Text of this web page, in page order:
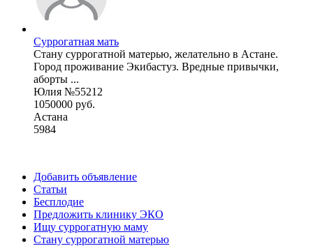
Суррогатная мать
Стану суррогатной матерью, желательно в Астане.
Город проживание Экибастуз. Вредные привычки,
аборты ...
Юлия №55212
1050000 руб.
Астана
5984
Добавить объявление
Статьи
Бесплодие
Предложить клинику ЭКО
Ищу суррогатную маму
Стану суррогатной матерью